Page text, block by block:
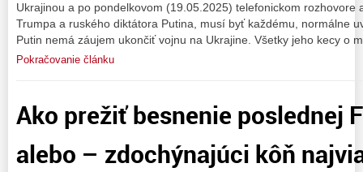
Ukrajinou a po pondelkovom (19.05.2025) telefonickom rozhovore
Trumpa a ruského diktátora Putina, musí byť každému, normálne
Putin nemá záujem ukončiť vojnu na Ukrajine. Všetky jeho kecy o
Pokračovanie článku
Ako prežiť besnenie poslednej
alebo – zdochýnajúci kôň